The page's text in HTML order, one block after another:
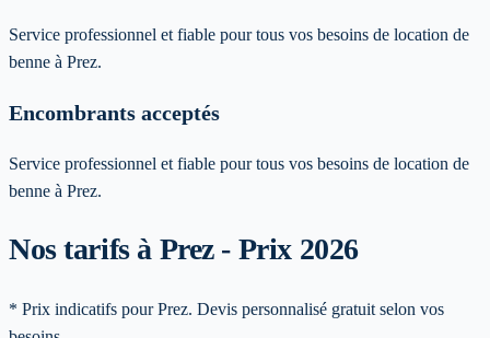
Service professionnel et fiable pour tous vos besoins de location de
benne à Prez.
Encombrants acceptés
Service professionnel et fiable pour tous vos besoins de location de
benne à Prez.
Nos tarifs à Prez - Prix 2026
* Prix indicatifs pour Prez. Devis personnalisé gratuit selon vos